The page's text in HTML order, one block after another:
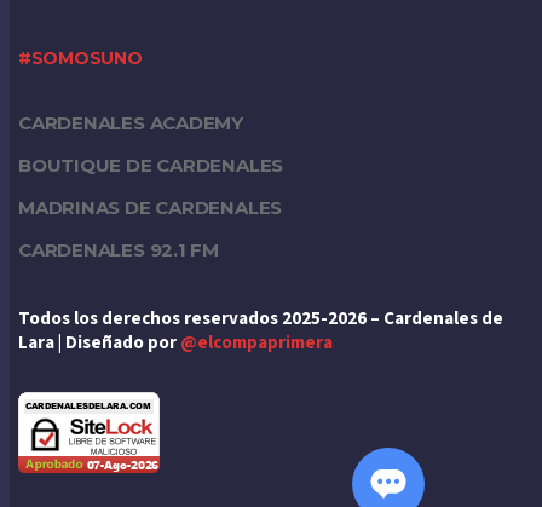
#SOMOSUNO
CARDENALES ACADEMY
BOUTIQUE DE CARDENALES
MADRINAS DE CARDENALES
CARDENALES 92.1 FM
Todos los derechos reservados 2025-2026 – Cardenales de
Lara | Diseñado por@elcompaprimera